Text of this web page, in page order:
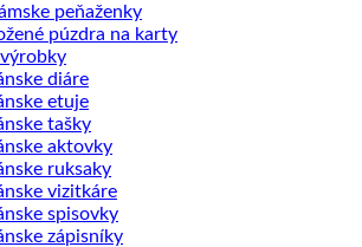
peňaženky
púzdra na karty
výrobky
diáre
etuje
tašky
aktovky
ruksaky
vizitkáre
spisovky
zápisníky